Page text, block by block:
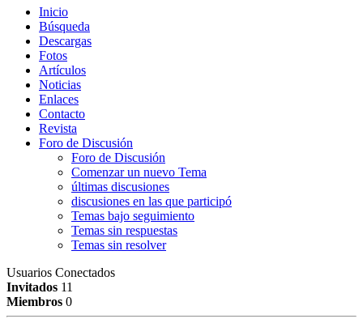
Inicio
Búsqueda
Descargas
Fotos
Artículos
Noticias
Enlaces
Contacto
Revista
Foro de Discusión
Foro de Discusión
Comenzar un nuevo Tema
últimas discusiones
discusiones en las que participó
Temas bajo seguimiento
Temas sin respuestas
Temas sin resolver
Usuarios Conectados
Invitados 11
Miembros 0